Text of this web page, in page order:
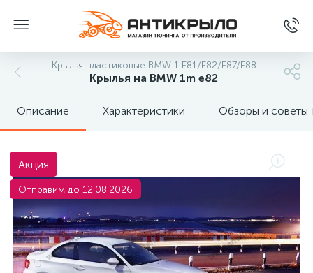
Крылья пластиковые BMW 1 E81/E82/E87/E88
Крылья на BMW 1m e82
Описание Характеристики Обзоры и советы
Акция
Отправим до 12.08.2026